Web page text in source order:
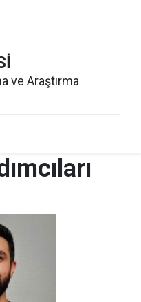
ve Araştırma